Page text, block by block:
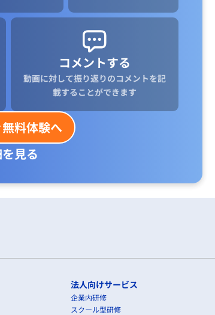
コメントする
動画に対して振り返りのコメントを記
載することができます
料体験へ
見る
法人向けサービス
企業内研修
スクール型研修